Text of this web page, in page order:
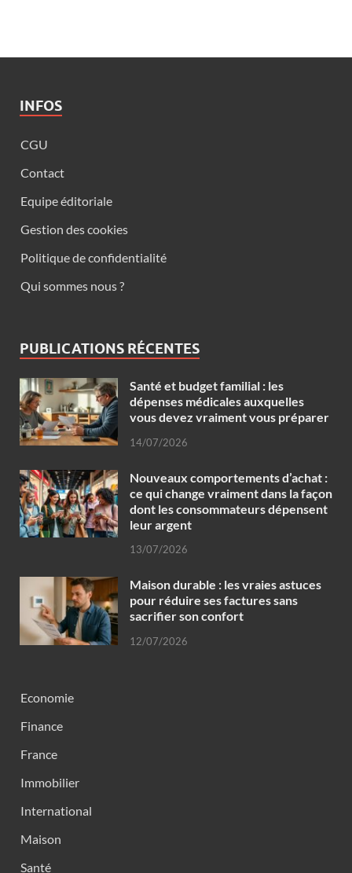
INFOS
CGU
Contact
Equipe éditoriale
Gestion des cookies
Politique de confidentialité
Qui sommes nous ?
PUBLICATIONS RÉCENTES
Santé et budget familial : les
dépenses médicales auxquelles
vous devez vraiment vous préparer
14/07/2026
Nouveaux comportements d’achat :
ce qui change vraiment dans la façon
dont les consommateurs dépensent
leur argent
13/07/2026
Maison durable : les vraies astuces
pour réduire ses factures sans
sacrifier son confort
12/07/2026
Economie
Finance
France
Immobilier
International
Maison
Santé